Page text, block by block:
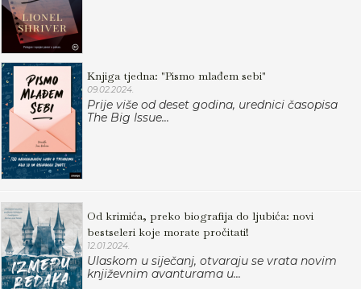
Knjiga tjedna: "Pismo mlađem sebi"
09.02.2024.
Prije više od deset godina, urednici časopisa
The Big Issue...
Od krimića, preko biografija do ljubića: novi
bestseleri koje morate pročitati!
12.01.2024.
Ulaskom u siječanj, otvaraju se vrata novim
književnim avanturama u...